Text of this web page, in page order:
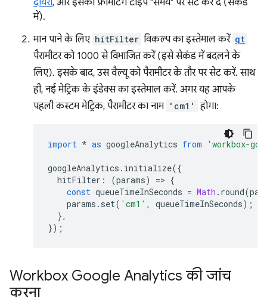
दायरा, और इसका फ़ॉर्मैटिंग टाइप "समय" पर सेट कर दें (सेकंड
में).
मान पाने के लिए hitFilter विकल्प का इस्तेमाल करें qt
पैरामीटर को 1000 से विभाजित करें (इसे सेकंड में बदलने के
लिए). इसके बाद, उस वैल्यू को पैरामीटर के तौर पर सेट करें. साथ
ही, नई मेट्रिक के इंडेक्स का इस्तेमाल करें. अगर यह आपके
पहली कस्टम मेट्रिक, पैरामीटर का नाम 'cm1' होगा:
import * as googleAnalytics from 'workbox-
googleAnalytics . initialize({
hitFilter : (params) => {
const queueTimeInSeconds = Math . round(
params . set( 'cm1' , queueTimeInSeconds);
},
});
Workbox Google Analytics की जांच
करना